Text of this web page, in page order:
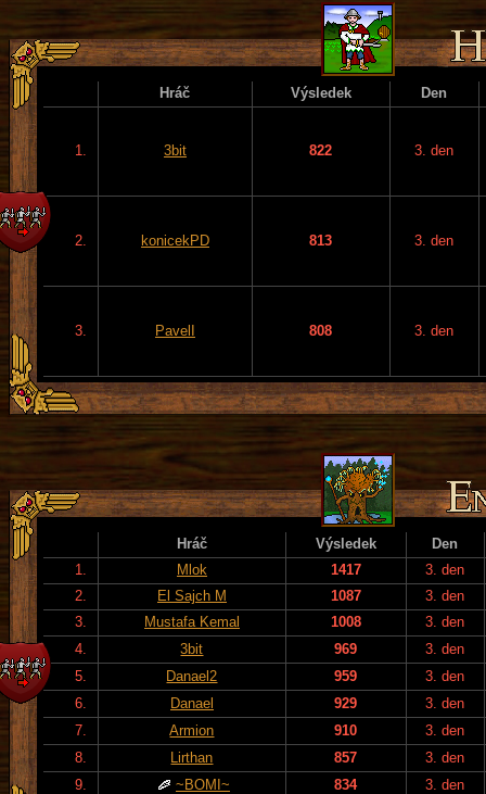
Hráč Výsledek Den
1. 3bit 822 3. den
2. konicekPD 813 3. den
3. PavelI 808 3. den
Hráč Výsledek
Den
1.
Mlok 1417
3. den
2.
El Sajch M 1087
3. den
3.
Mustafa Kemal 1008
3. den
4.
3bit 969
3. den
5.
Danael2 959
3. den
6.
Danael 929
3. den
7.
Armion 910
3. den
8.
Lirthan 857
3. den
9.
~BOMI~ 834
3. den